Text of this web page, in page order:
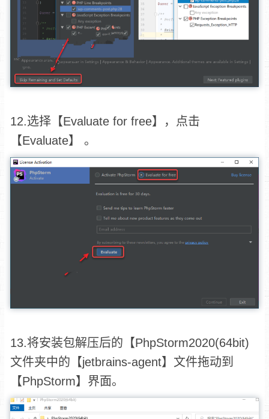
12.选择【Evaluate for free】，点击
【Evaluate】 。
13.将安装包解压后的【PhpStorm2020(64bit)
文件夹中的【jetbrains-agent】文件拖动到
【PhpStorm】界面。